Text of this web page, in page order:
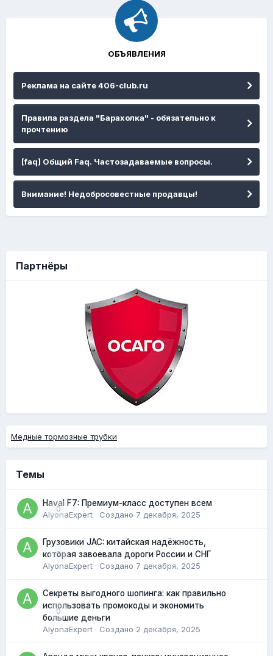
ОБЪЯВЛЕНИЯ
Реклама на сайте 406-club.ru
Правила раздела "Барахолка" - обязательно к
прочтению
[faq] Общий Faq. Частозадаваемые вопросы.
Внимание! Недобросовестные продавцы!
Партнёры
Медные тормозные трубки
Темы
0
Haval F7: Премиум-класс доступен всем
AlyonaExpert · Создано 7 декабря, 2025
0
Грузовики JAC: китайская надёжность,
которая завоевала дороги России и СНГ
AlyonaExpert · Создано 7 декабря, 2025
0
Секреты выгодного шопинга: как правильно
использовать промокоды и экономить
большие деньги
AlyonaExpert · Создано 2 декабря, 2025